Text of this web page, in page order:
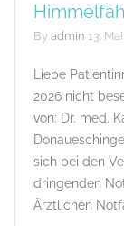
By admin 13.
Liebe
2026 nicht
von: Dr. med.
sich bei den
dringenden
Ärztlichen